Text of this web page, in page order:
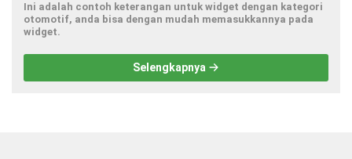
Ini adalah contoh keterangan untuk widget dengan kategori
otomotif, anda bisa dengan mudah memasukkannya pada
widget.
Selengkapnya